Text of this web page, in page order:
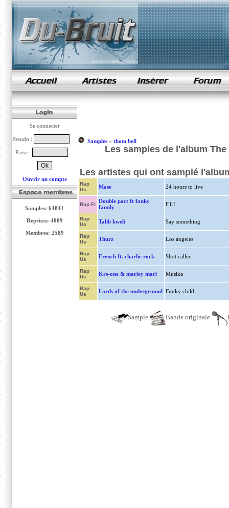
samples de rap
Se connecter
Pseudo :
Passe :
Ouvrir un compte
Samples: 64841
Reprises: 4009
Membres: 2589
Samples» thom bell
Les samples de l'album
Les artistes qui ont samplé
Rap
Us
Mase 24 hours to live
Rap Fr
Double pact ft fonky
family
F.f.f.
Rap
Us
Talib kweli Say something
Rap
Us
Thurz Los angeles
Rap
Us
French ft. charlie rock Shot caller
Rap
Us
Krs-one & marley marl Musika
Rap
Us
Lords of the underground Funky child
Sample Bande originale